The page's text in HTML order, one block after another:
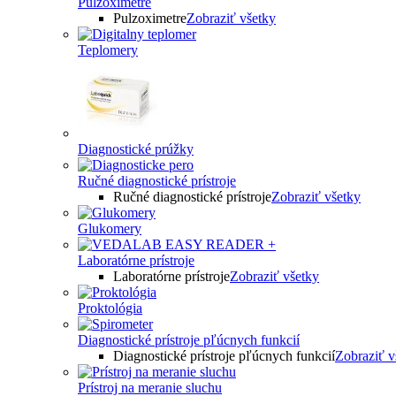
PulzoximetreZobraziť všetky
Teplomery
Diagnostické prúžky
Ručné diagnostické prístroje
Ručné diagnostické prístrojeZobraziť všetky
Glukomery
Laboratórne prístroje
Laboratórne prístrojeZobraziť všetky
Proktológia
Diagnostické prístroje pľúcnych funkcií
Diagnostické prístroje pľúcnych funkciíZobraziť
Prístroj na meranie sluchu